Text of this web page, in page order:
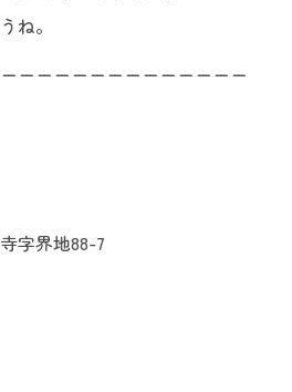
ね。
ーーーーーーーーーーーーー
字界地88-7